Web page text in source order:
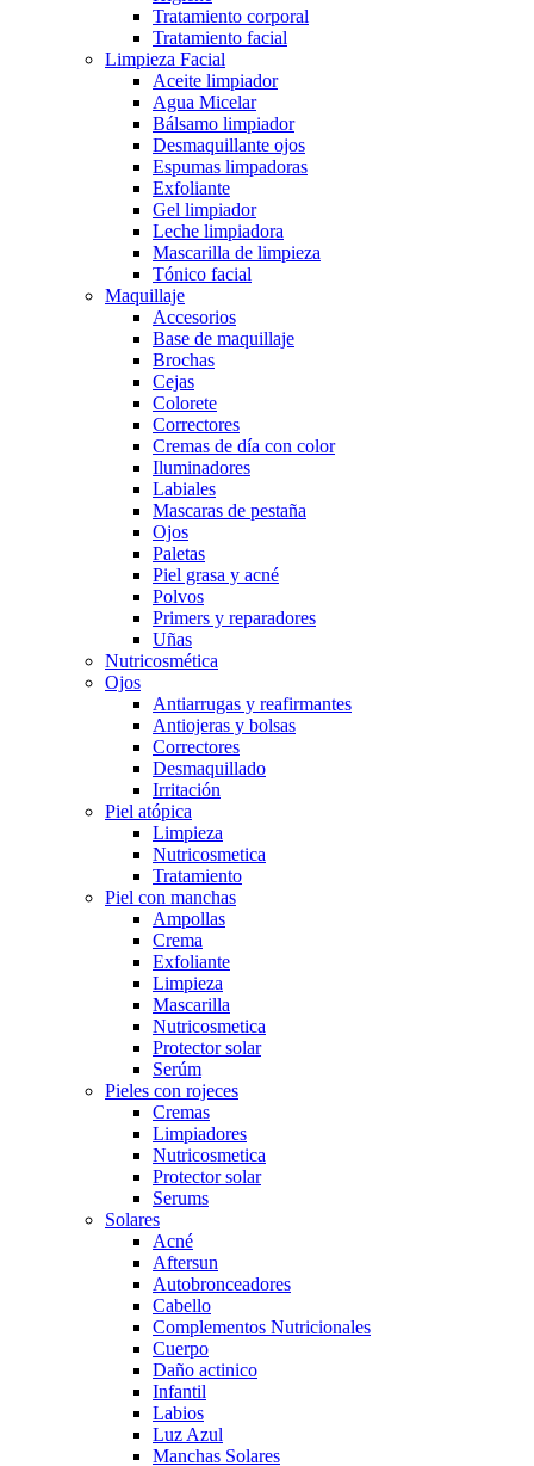
Tratamiento corporal
Tratamiento facial
Limpieza Facial
Aceite limpiador
Agua Micelar
Bálsamo limpiador
Desmaquillante ojos
Espumas limpadoras
Exfoliante
Gel limpiador
Leche limpiadora
Mascarilla de limpieza
Tónico facial
Maquillaje
Accesorios
Base de maquillaje
Brochas
Cejas
Colorete
Correctores
Cremas de día con color
Iluminadores
Labiales
Mascaras de pestaña
Ojos
Paletas
Piel grasa y acné
Polvos
Primers y reparadores
Uñas
Nutricosmética
Ojos
Antiarrugas y reafirmantes
Antiojeras y bolsas
Correctores
Desmaquillado
Irritación
Piel atópica
Limpieza
Nutricosmetica
Tratamiento
Piel con manchas
Ampollas
Crema
Exfoliante
Limpieza
Mascarilla
Nutricosmetica
Protector solar
Serúm
Pieles con rojeces
Cremas
Limpiadores
Nutricosmetica
Protector solar
Serums
Solares
Acné
Aftersun
Autobronceadores
Cabello
Complementos Nutricionales
Cuerpo
Daño actinico
Infantil
Labios
Luz Azul
Manchas Solares